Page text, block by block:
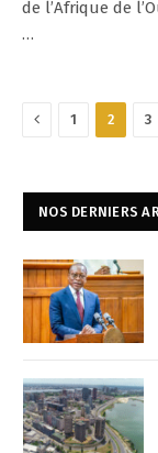
de l’Afrique de
…
Previous
1 2 3
NOS DERNIERS